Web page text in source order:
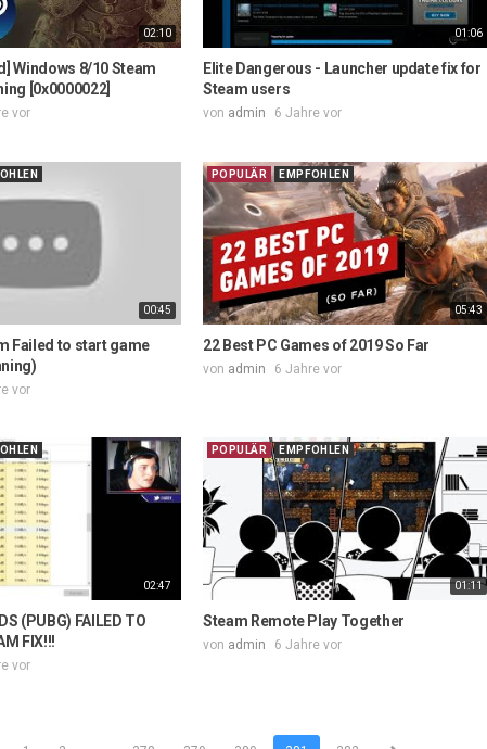
02:10
Windows 8/10 Steam
[0x0000022]
vor
01:06
Elite Dangerous - Launcher update fix for
Steam users
von admin 6 Jahre vor
00:45
Failed to start game
vor
05:43
POPULÄR EMPFOHLEN
22 Best PC Games of 2019 So Far
von admin 6 Jahre vor
02:47
(PUBG) FAILED TO
FIX!!!
vor
01:11
POPULÄR EMPFOHLEN
Steam Remote Play Together
von admin 6 Jahre vor